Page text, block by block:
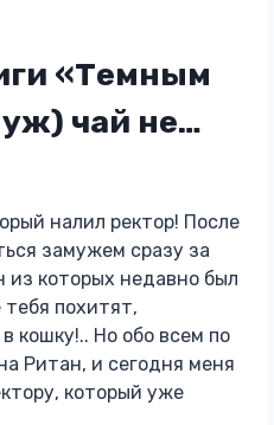
«Темным
чай не…
налил ректор! После
замужем сразу за
которых недавно был
похитят,
кошку!.. Но обо всем по
Ритан, и сегодня меня
который уже